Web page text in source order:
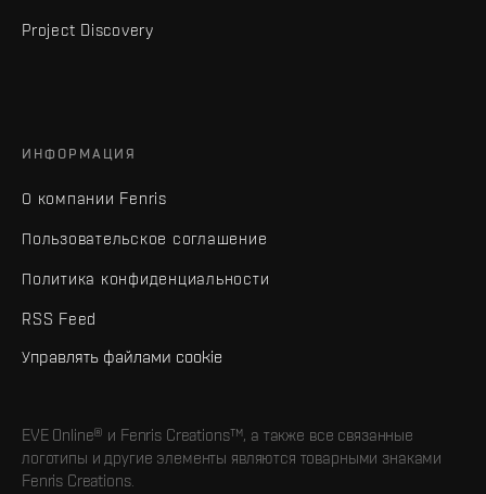
Project Discovery
ИНФОРМАЦИЯ
О компании Fenris
Пользовательское соглашение
Политика конфиденциальности
RSS Feed
Управлять файлами cookie
EVE Online® и Fenris Creations™, а также все связанные
логотипы и другие элементы являются товарными знаками
Fenris Creations.